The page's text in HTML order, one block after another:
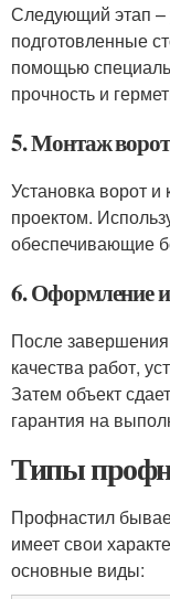
Следующий этап –
подготовленные
помощью
прочность и
5. Монтаж
Установка ворот и
проектом.
обеспечивающие
6. Оформление
После
качества работ,
Затем объект
гарантия на
Типы
Профнастил
имеет свои
основные виды: